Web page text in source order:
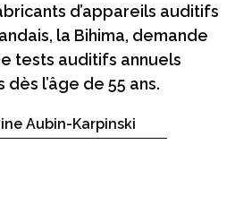
d’appareils auditifs
la Bihima, demande
tests auditifs annuels
l’âge de 55 ans.
Aubin-Karpinski